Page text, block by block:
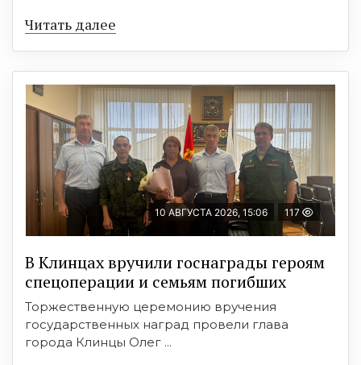
Читать далее
10 АВГУСТА 2026, 15:06 117
В Клинцах вручили госнаграды героям
спецоперации и семьям погибших
Торжественную церемонию вручения
государственных наград провели глава
города Клинцы Олег ...